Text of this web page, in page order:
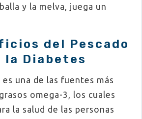
y la melva, juega un
del Pescado
la Diabetes
es una de las fuentes más
omega-3, los cuales
la salud de las personas